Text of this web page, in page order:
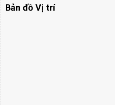
Bản đồ Vị trí